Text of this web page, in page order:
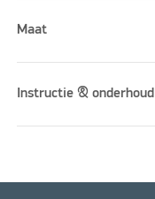
Maat
Instructie & onderhoud